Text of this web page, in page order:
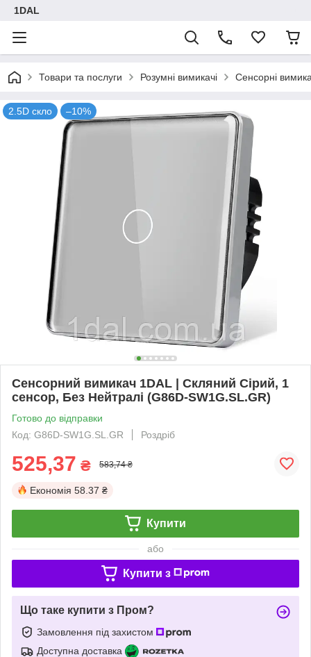
1DAL
Товари та послуги Розумні вимикачі Сенсорні
2.5D скло –10%
Сенсорний вимикач 1DAL | Скляний Сірий, 1
сенсор, Без Нейтралі (G86D-SW1G.SL.GR)
Готово до відправки
Код: G86D-SW1G.SL.GR
Роздріб
525,37 ₴ 583,74 ₴
Економія 58.37 ₴
Купити
або
Купити з
Що таке купити з Пром?
Замовлення під захистом
Доступна доставка